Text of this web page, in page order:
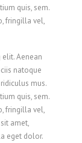
quis, sem.
fringilla vel,
Aenean
natoque
mus.
quis, sem.
fringilla vel,
amet,
eget dolor.